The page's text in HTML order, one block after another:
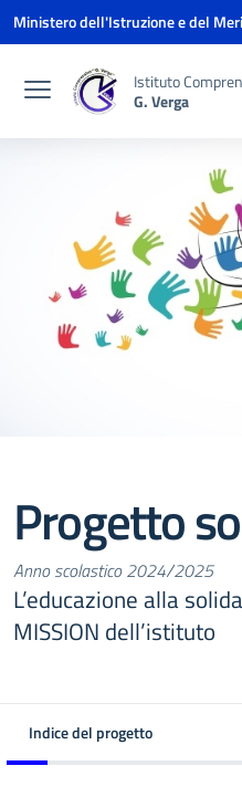
Vai ai contenuti
Vai al menu di navigazione
Vai al footer
Ministero dell'Istruzione e del
Istituto
G. Verga
Progetto
Anno scolastico 2024/2025
L’educazione alla
MISSION dell’istituto
Indice del progetto